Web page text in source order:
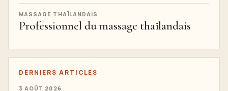
MASSAGE THAÏLANDAIS
Professionnel du massage thaïlandais
DERNIERS ARTICLES
3 AOÛT 2026